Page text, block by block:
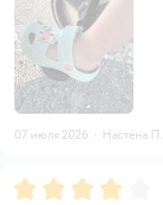
07 июля 2026 · Настёна П.
Рейтинг:4